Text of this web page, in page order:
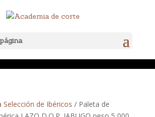
Selección de Ibéricos / Paleta de